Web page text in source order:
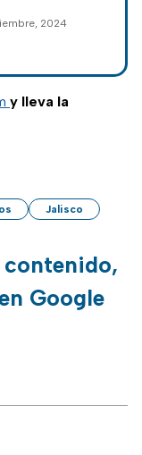
este
es el lugar
para tu
2024
y lleva la
Jalisco
contenido,
Google